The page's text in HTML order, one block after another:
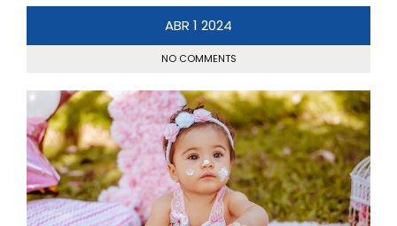
ABR 1 2024
NO COMMENTS